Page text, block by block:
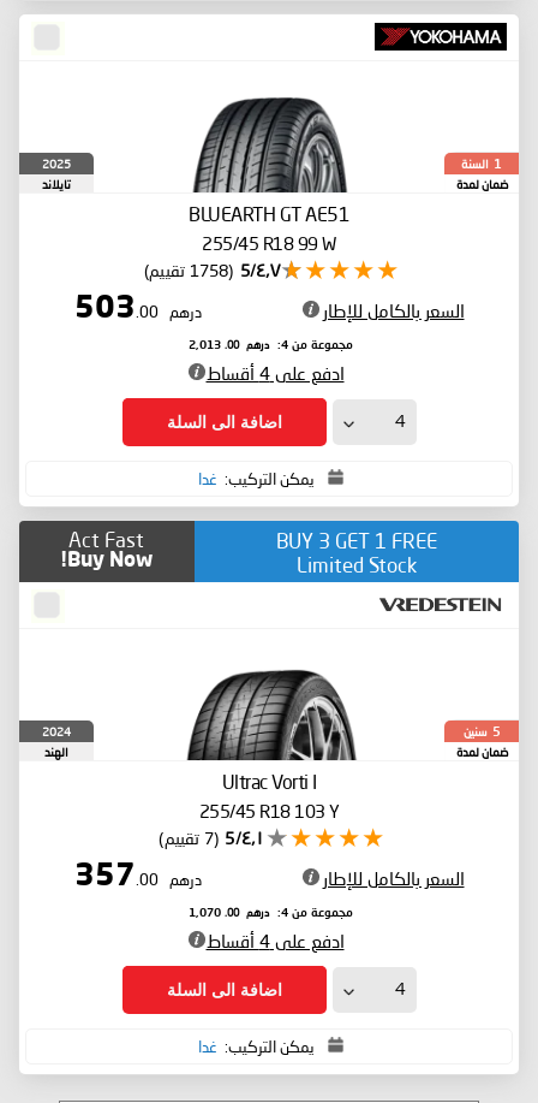
1 السنة
ضمان لمدة
2025
تايلاند
BLUEARTH GT AE51
255/45 R18 99 W
٤٫٧/5 (1758 تقييم)
السعر بالكامل للإطار درهم 503
.00
مجموعة من 4: درهم 2,013
.00
ادفع على 4 أقساط
اضافة الى السلة
يمكن التركيب: غدا
BUY 3 GET 1 FREE
Limited Stock
Act Fast
Buy Now!
5 سنين
ضمان لمدة
2024
الهند
Ultrac Vorti I
255/45 R18 103 Y
٤٫١/5 (7 تقييم)
السعر بالكامل للإطار درهم 357
.00
مجموعة من 4: درهم 1,070
.00
ادفع على 4 أقساط
اضافة الى السلة
يمكن التركيب: غدا